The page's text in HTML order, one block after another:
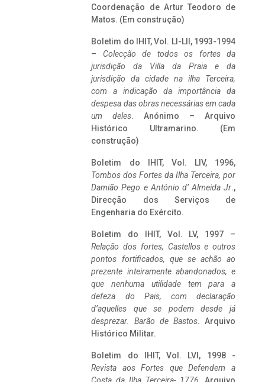
Coordenação de Artur Teodoro de
Matos. (Em construção)
Boletim do IHIT, Vol. LI-LII, 1993-1994
– Colecção de todos os fortes da
jurisdição da Villa da Praia e da
jurisdição da cidade na ilha Terceira,
com a indicação da importância da
despesa das obras necessárias em cada
um deles. Anónimo – Arquivo
Histórico Ultramarino. (Em
construção)
Boletim do IHIT, Vol. LIV, 1996,
Tombos dos Fortes da Ilha Terceira, por
Damião Pego e António d’ Almeida Jr.,
Direcção dos Serviços de
Engenharia do Exército.
Boletim do IHIT, Vol. LV, 1997 –
Relação dos fortes, Castellos e outros
pontos fortificados, que se achão ao
prezente inteiramente abandonados, e
que nenhuma utilidade tem para a
defeza do Pais, com declaração
d’aquelles que se podem desde já
desprezar. Barão de Bastos. Arquivo
Histórico Militar.
Boletim do IHIT, Vol. LVI, 1998 -
Revista aos Fortes que Defendem a